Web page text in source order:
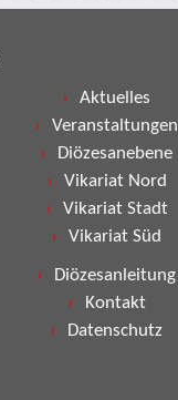
Aktuelles
Veranstaltungen
Diözesanebene
Vikariat Nord
Vikariat Stadt
Vikariat Süd
Diözesanleitung
Kontakt
Datenschutz